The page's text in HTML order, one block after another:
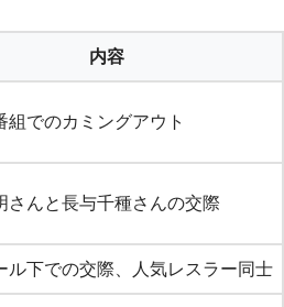
内容
組でのカミングアウト
さんと長与千種さんの交際
ル下での交際、人気レスラー同士